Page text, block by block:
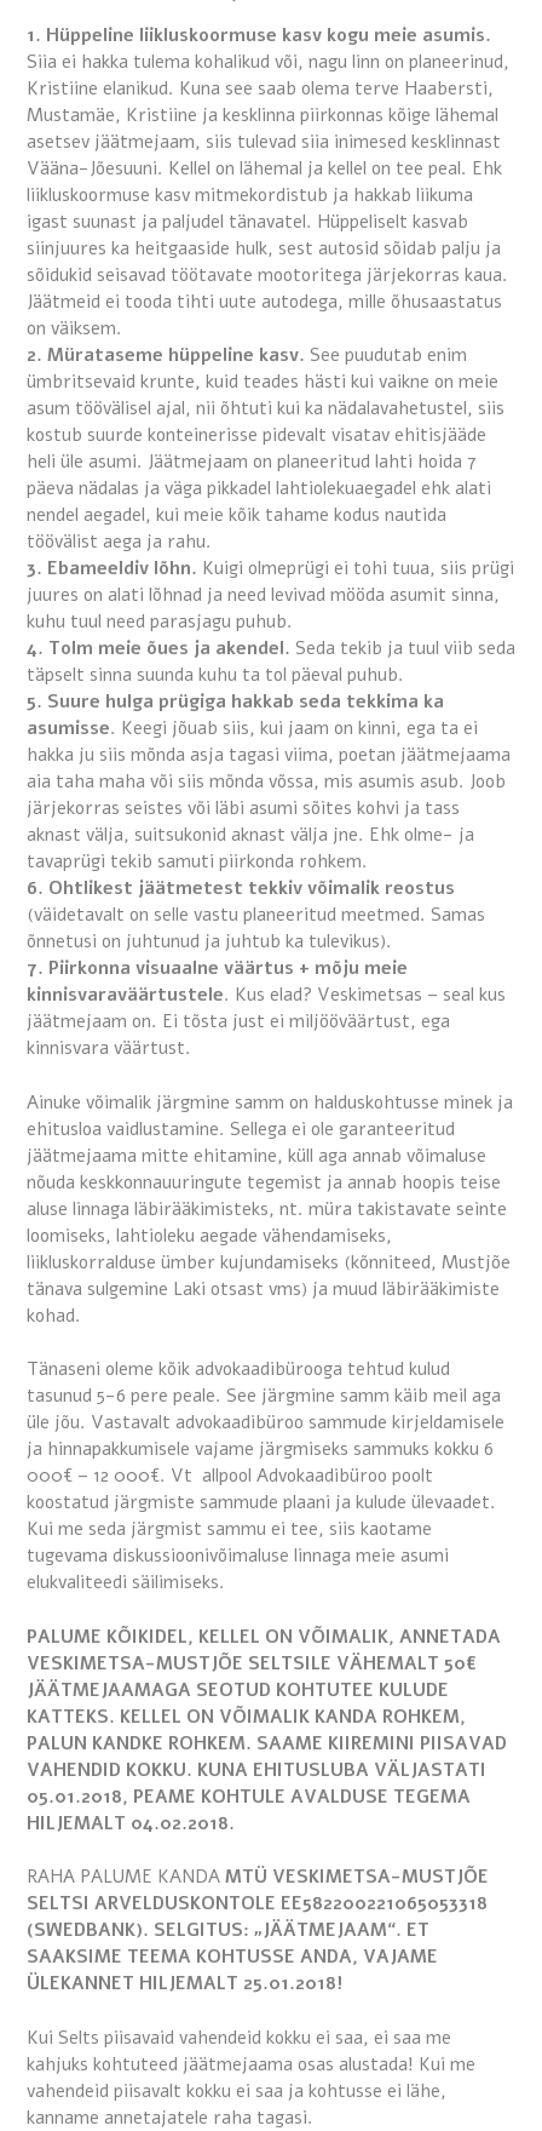
1. Hüppeline liikluskoormuse kasv kogu meie asumis.
Siia ei hakka tulema kohalikud või, nagu linn on planeerinud,
Kristiine elanikud. Kuna see saab olema terve Haabersti,
Mustamäe, Kristiine ja kesklinna piirkonnas kõige lähemal
asetsev jäätmejaam, siis tulevad siia inimesed kesklinnast
Vääna-Jõesuuni. Kellel on lähemal ja kellel on tee peal. Ehk
liikluskoormuse kasv mitmekordistub ja hakkab liikuma
igast suunast ja paljudel tänavatel. Hüppeliselt kasvab
siinjuures ka heitgaaside hulk, sest autosid sõidab palju ja
sõidukid seisavad töötavate mootoritega järjekorras kaua.
Jäätmeid ei tooda tihti uute autodega, mille õhusaastatus
on väiksem.
2. Mürataseme hüppeline kasv. See puudutab enim
ümbritsevaid krunte, kuid teades hästi kui vaikne on meie
asum töövälisel ajal, nii õhtuti kui ka nädalavahetustel, siis
kostub suurde konteinerisse pidevalt visatav ehitisjääde
heli üle asumi. Jäätmejaam on planeeritud lahti hoida 7
päeva nädalas ja väga pikkadel lahtiolekuaegadel ehk alati
nendel aegadel, kui meie kõik tahame kodus nautida
töövälist aega ja rahu.
3. Ebameeldiv lõhn. Kuigi olmeprügi ei tohi tuua, siis prügi
juures on alati lõhnad ja need levivad mööda asumit sinna,
kuhu tuul need parasjagu puhub.
4. Tolm meie õues ja akendel. Seda tekib ja tuul viib seda
täpselt sinna suunda kuhu ta tol päeval puhub.
5. Suure hulga prügiga hakkab seda tekkima ka
asumisse. Keegi jõuab siis, kui jaam on kinni, ega ta ei
hakka ju siis mõnda asja tagasi viima, poetan jäätmejaama
aia taha maha või siis mõnda võssa, mis asumis asub. Joob
järjekorras seistes või läbi asumi sõites kohvi ja tass
aknast välja, suitsukonid aknast välja jne. Ehk olme- ja
tavaprügi tekib samuti piirkonda rohkem.
6. Ohtlikest jäätmetest tekkiv võimalik reostus
(väidetavalt on selle vastu planeeritud meetmed. Samas
õnnetusi on juhtunud ja juhtub ka tulevikus).
7. Piirkonna visuaalne väärtus + mõju meie
kinnisvaraväärtustele. Kus elad? Veskimetsas – seal kus
jäätmejaam on. Ei tõsta just ei miljööväärtust, ega
kinnisvara väärtust.
Ainuke võimalik järgmine samm on halduskohtusse minek ja
ehitusloa vaidlustamine. Sellega ei ole garanteeritud
jäätmejaama mitte ehitamine, küll aga annab võimaluse
nõuda keskkonnauuringute tegemist ja annab hoopis teise
aluse linnaga läbirääkimisteks, nt. müra takistavate seinte
loomiseks, lahtioleku aegade vähendamiseks,
liikluskorralduse ümber kujundamiseks (kõnniteed, Mustjõe
tänava sulgemine Laki otsast vms) ja muud läbirääkimiste
kohad.
Tänaseni oleme kõik advokaadibürooga tehtud kulud
tasunud 5-6 pere peale. See järgmine samm käib meil aga
üle jõu. Vastavalt advokaadibüroo sammude kirjeldamisele
ja hinnapakkumisele vajame järgmiseks sammuks kokku 6
000€ – 12 000€. Vt allpool Advokaadibüroo poolt
koostatud järgmiste sammude plaani ja kulude ülevaadet.
Kui me seda järgmist sammu ei tee, siis kaotame
tugevama diskussioonivõimaluse linnaga meie asumi
elukvaliteedi säilimiseks.
PALUME KÕIKIDEL, KELLEL ON VÕIMALIK, ANNETADA
VESKIMETSA-MUSTJÕE SELTSILE VÄHEMALT 50€
JÄÄTMEJAAMAGA SEOTUD KOHTUTEE KULUDE
KATTEKS. KELLEL ON VÕIMALIK KANDA ROHKEM,
PALUN KANDKE ROHKEM. SAAME KIIREMINI PIISAVAD
VAHENDID KOKKU. KUNA EHITUSLUBA VÄLJASTATI
05.01.2018, PEAME KOHTULE AVALDUSE TEGEMA
HILJEMALT 04.02.2018.
RAHA PALUME KANDA MTÜ VESKIMETSA-MUSTJÕE
SELTSI ARVELDUSKONTOLE EE582200221065053318
(SWEDBANK). SELGITUS: „JÄÄTMEJAAM“. ET
SAAKSIME TEEMA KOHTUSSE ANDA, VAJAME
ÜLEKANNET HILJEMALT 25.01.2018!
Kui Selts piisavaid vahendeid kokku ei saa, ei saa me
kahjuks kohtuteed jäätmejaama osas alustada! Kui me
vahendeid piisavalt kokku ei saa ja kohtusse ei lähe,
kanname annetajatele raha tagasi.